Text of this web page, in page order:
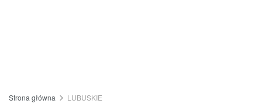
Strona główna LUBUSKIE